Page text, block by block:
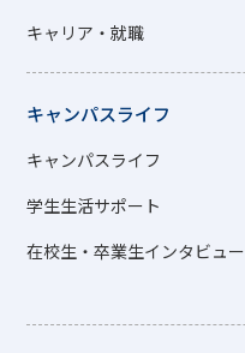
キャリア・就職
キャンパスライフ
キャンパスライフ
学生生活サポート
在校生・卒業生インタビュー